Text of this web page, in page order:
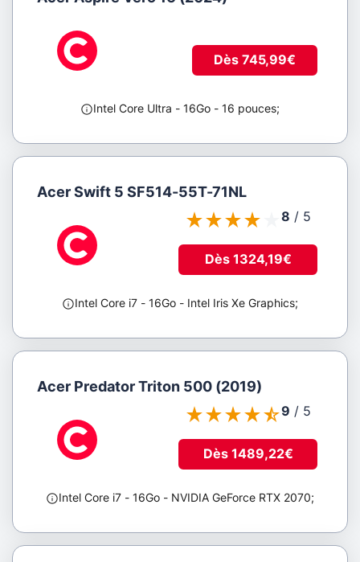
Dès 745,99€
Intel Core Ultra - 16Go - 16 pouces;
8 / 5
Dès 1324,19€
Acer Swift 5 SF514-55T-71NL
Intel Core i7 - 16Go - Intel Iris Xe Graphics;
9 / 5
Dès 1489,22€
Acer Predator Triton 500 (2019)
Intel Core i7 - 16Go - NVIDIA GeForce RTX 2070;